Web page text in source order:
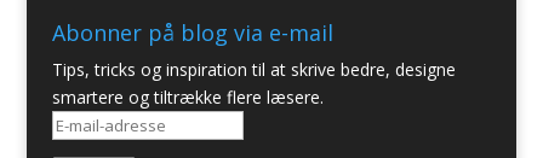
Abonner på blog via e-mail
Tips, tricks og inspiration til at skrive bedre, designe
smartere og tiltrække flere læsere.
E-